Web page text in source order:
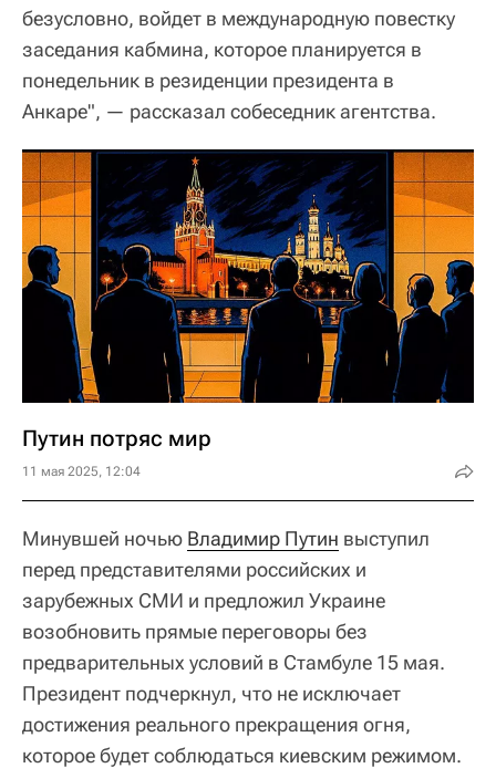
безусловно, войдет в международную повестку
заседания кабмина, которое планируется в
понедельник в резиденции президента в
Анкаре", — рассказал собеседник агентства.
Путин потряс мир
11 мая 2025, 12:04
Минувшей ночью Владимир Путин выступил
перед представителями российских и
зарубежных СМИ и предложил Украине
возобновить прямые переговоры без
предварительных условий в Стамбуле 15 мая.
Президент подчеркнул, что не исключает
достижения реального прекращения огня,
которое будет соблюдаться киевским режимом.